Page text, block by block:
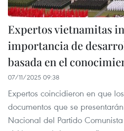
Expertos vietnamitas
importancia de
basada en el
07/11/2025 09:38
Expertos coincidieron en que
documentos que se
Nacional del Partido